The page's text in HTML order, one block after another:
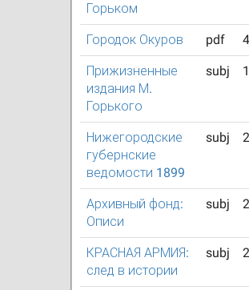
Горьком
Городок Окуров pdf
Прижизненные
издания М.
Горького
subj
Нижегородские
губернские
ведомости 1899
subj
Архивный фонд:
Описи
subj
КРАСНАЯ АРМИЯ:
след в истории
subj